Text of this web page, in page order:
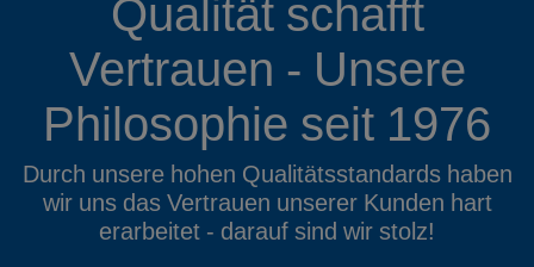
Vertrauen - Unsere
Philosophie seit 1976
Durch unsere hohen Qualitätsstandards haben
wir uns das Vertrauen unserer Kunden hart
erarbeitet - darauf sind wir stolz!